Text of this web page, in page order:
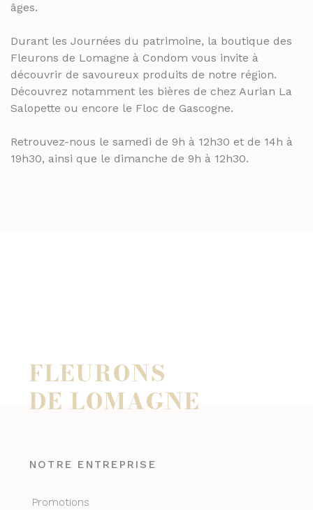
âges.
Durant les Journées du patrimoine, la boutique des
Fleurons de Lomagne à Condom vous invite à
découvrir de savoureux produits de notre région.
Découvrez notamment les bières de chez Aurian La
Salopette ou encore le Floc de Gascogne.
Retrouvez-nous le samedi de 9h à 12h30 et de 14h à
19h30, ainsi que le dimanche de 9h à 12h30.
FLEURONS
DE LOMAGNE
NOTRE ENTREPRISE
Promotions